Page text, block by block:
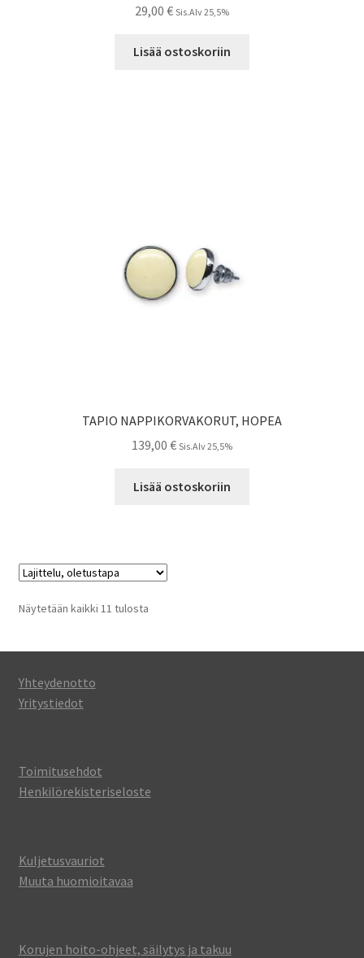
29,00 € Sis.Alv 25,5%
Lisää ostoskoriin
TAPIO NAPPIKORVAKORUT, HOPEA
139,00 € Sis.Alv 25,5%
Lisää ostoskoriin
Näytetään kaikki 11 tulosta
Yhteydenotto
Yritystiedot
Toimitusehdot
Henkilörekisteriseloste
Kuljetusvauriot
Muuta huomioitavaa
Korujen hoito-ohjeet, säilytys ja takuu